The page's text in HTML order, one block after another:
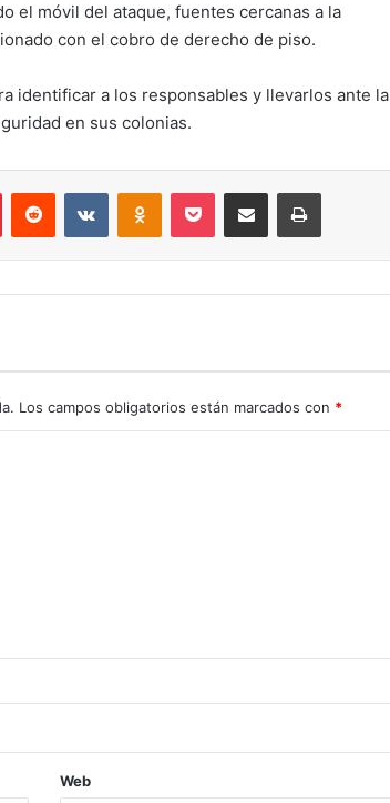
el móvil del ataque, fuentes cercanas a la
con el cobro de derecho de piso.
identificar a los responsables y llevarlos ante la
en sus colonias.
PinterestReddit VKontakteOdnoklassniki
Pocket Compartir por correo electrónicoImprimir
Los campos obligatorios están marcados con *
Web